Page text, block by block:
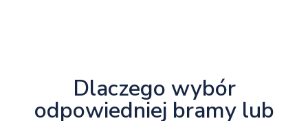
Dlaczego wybór
odpowiedniej bramy lub